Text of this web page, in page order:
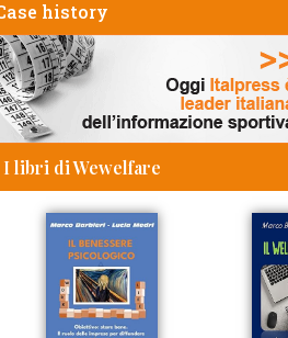
history
I libri di Wewelfare